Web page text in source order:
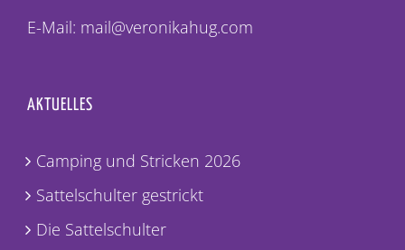
E-Mail: mail@veronikahug.com
AKTUELLES
Camping und Stricken 2026
Sattelschulter gestrickt
Die Sattelschulter